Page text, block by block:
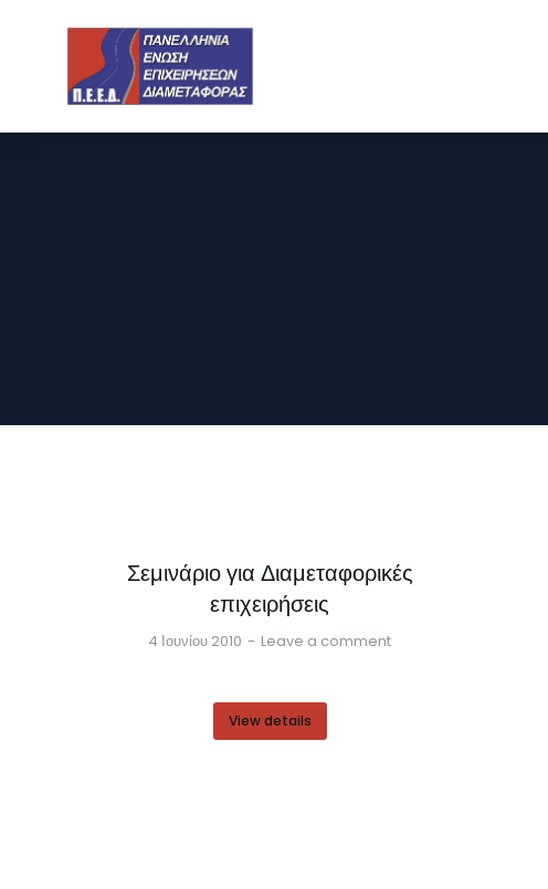
Σεμινάριο για Διαμεταφορικές
επιχειρήσεις
4 Ιουνίου 2010 Leave a comment
View details